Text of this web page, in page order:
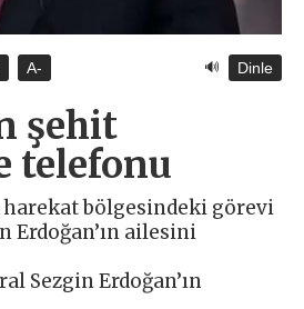
A- 🔊 Dinle
şehit
telefonu
harekat bölgesindeki görevi
Erdoğan’ın ailesini
Sezgin Erdoğan’ın